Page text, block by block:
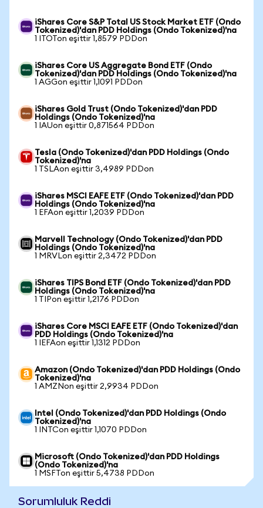
iShares Core S&P Total US Stock Market ETF (Ondo
Tokenized)'dan PDD Holdings (Ondo Tokenized)'na
1 ITOTon eşittir 1,8579 PDDon
iShares Core US Aggregate Bond ETF (Ondo
Tokenized)'dan PDD Holdings (Ondo Tokenized)'na
1 AGGon eşittir 1,1091 PDDon
iShares Gold Trust (Ondo Tokenized)'dan PDD
Holdings (Ondo Tokenized)'na
1 IAUon eşittir 0,871564 PDDon
Tesla (Ondo Tokenized)'dan PDD Holdings (Ondo
Tokenized)'na
1 TSLAon eşittir 3,4989 PDDon
iShares MSCI EAFE ETF (Ondo Tokenized)'dan PDD
Holdings (Ondo Tokenized)'na
1 EFAon eşittir 1,2039 PDDon
Marvell Technology (Ondo Tokenized)'dan PDD
Holdings (Ondo Tokenized)'na
1 MRVLon eşittir 2,3472 PDDon
iShares TIPS Bond ETF (Ondo Tokenized)'dan PDD
Holdings (Ondo Tokenized)'na
1 TIPon eşittir 1,2176 PDDon
iShares Core MSCI EAFE ETF (Ondo Tokenized)'dan
PDD Holdings (Ondo Tokenized)'na
1 IEFAon eşittir 1,1312 PDDon
Amazon (Ondo Tokenized)'dan PDD Holdings (Ondo
Tokenized)'na
1 AMZNon eşittir 2,9934 PDDon
Intel (Ondo Tokenized)'dan PDD Holdings (Ondo
Tokenized)'na
1 INTCon eşittir 1,1070 PDDon
Microsoft (Ondo Tokenized)'dan PDD Holdings
(Ondo Tokenized)'na
1 MSFTon eşittir 5,4738 PDDon
Sorumluluk Reddi